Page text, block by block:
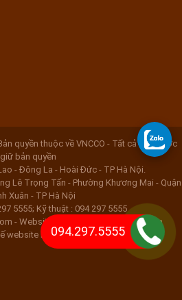
quyền thuộc về VNCCO - Tất cả đều được
giữ bản quyền
- Đông La - Hoài Đức - TP Hà Nội.
Lê Trọng Tấn - Phường Khương Mai - Quận
Xuân - TP Hà Nội
5555; Kỹ thuật : 094 297 5555
- Website: www.bocghebocdem.com
website Nắng Xanh094.297.5555